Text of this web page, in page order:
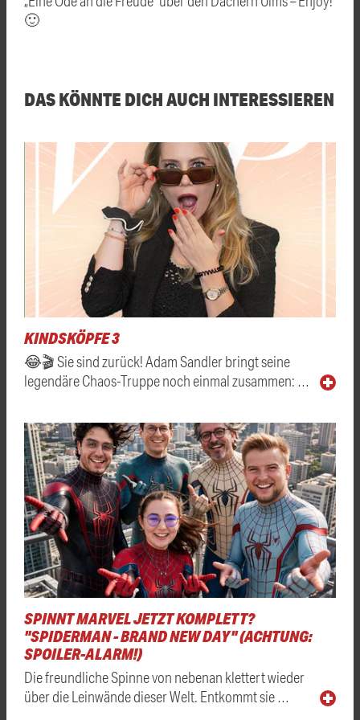
🙂
DAS KÖNNTE DICH AUCH INTERESSIEREN
KINDSKÖPFE 3
😂🎬 Sie sind zurück! Adam Sandler bringt seine
legendäre Chaos-Truppe noch einmal zusammen: …
SPINNT MARVEL JETZT KOMPLETT?
"SPIDERMAN - BRAND NEW DAY" (ACHTUNG:
SPOILER-ALARM!)
Die freundliche Spinne von nebenan klettert wieder
über die Leinwände dieser Welt. Entkommt sie …